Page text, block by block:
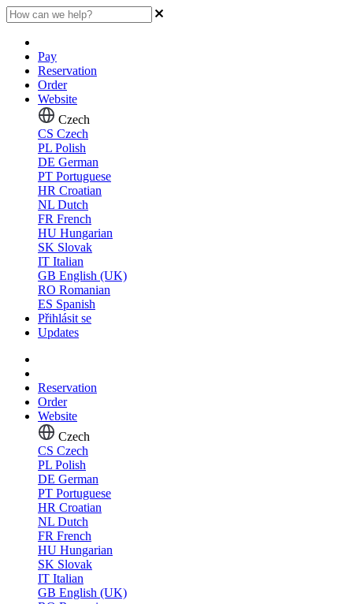
Pay
Reservation
Order
Website
Czech
CS Czech
PL Polish
DE German
PT Portuguese
HR Croatian
NL Dutch
FR French
HU Hungarian
SK Slovak
IT Italian
GB English (UK)
RO Romanian
ES Spanish
Přihlásit se
Updates
Reservation
Order
Website
Czech
CS Czech
PL Polish
DE German
PT Portuguese
HR Croatian
NL Dutch
FR French
HU Hungarian
SK Slovak
IT Italian
GB English (UK)